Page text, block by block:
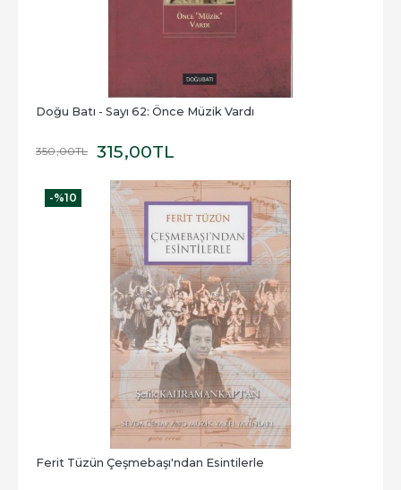
Doğu Batı - Sayı 62: Önce Müzik Vardı
350,00TL 315,00TL
-%10
Ferit Tüzün Çeşmebaşı'ndan Esintilerle